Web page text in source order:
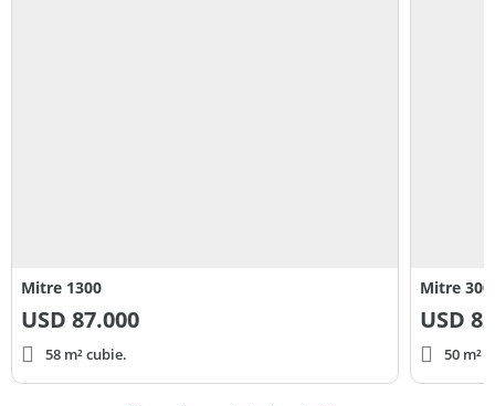
Mitre 1300
USD 87.000
58 m² cubie.
Mitre 300
USD
50 m²